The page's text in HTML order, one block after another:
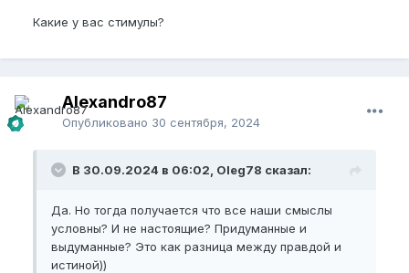
Какие у вас стимулы?
Alexandro87
Опубликовано 30 сентября, 2024
В 30.09.2024 в 06:02, Oleg78 сказал:
Да. Но тогда получается что все наши смыслы
условны? И не настоящие? Придуманные и
выдуманные? Это как разница между правдой и
истиной))